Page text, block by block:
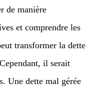
de manière
et comprendre les
transformer la dette
il serait
Une dette mal gérée